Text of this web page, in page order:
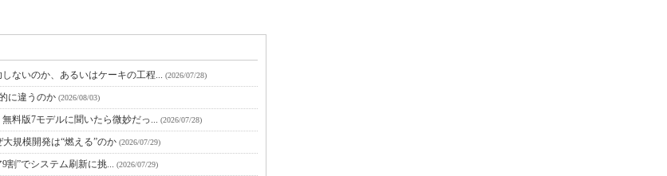
ないのか、あるいはケーキの工程... (2026/07/28)
に違うのか (2026/08/03)
料版7モデルに聞いたら微妙だっ... (2026/07/28)
規模開発は“燃える”のか (2026/07/29)
割”でシステム刷新に挑... (2026/07/29)